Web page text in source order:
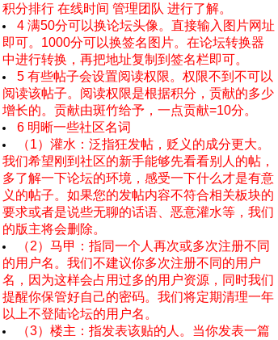
积分排行 在线时间 管理团队 进行了解。
4 满50分可以换论坛头像。直接输入图片网址
即可。1000分可以换签名图片。在论坛转换器
中进行转换，再把地址复制到签名栏即可。
5 有些帖子会设置阅读权限。权限不到不可以
阅读该帖子。阅读权限是根据积分，贡献的多少
增长的。贡献由斑竹给予，一点贡献=10分。
6 明晰一些社区名词
（1）灌水：泛指狂发帖，贬义的成分更大。
我们希望刚到社区的新手能够先看看别人的帖，
多了解一下论坛的环境，感受一下什么才是有意
义的帖子。如果您的发帖内容不符合相关板块的
要求或者是说些无聊的话语、恶意灌水等，我们
的版主将会删除。
（2）马甲：指同一个人再次或多次注册不同
的用户名。我们不建议你多次注册不同的用户
名，因为这样会占用过多的用户资源，同时我们
提醒你保管好自己的密码。我们将定期清理一年
以上不登陆论坛的用户名。
（3）楼主：指发表该贴的人。当你发表一篇